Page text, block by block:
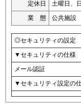
定休日
土曜日、
業 態
公共施設
◎セキュリティの設定
▼セキュリティの仕様
メール認証
▼セキュリティ設定の